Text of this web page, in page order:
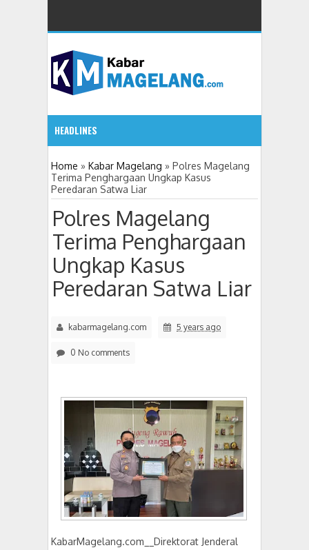
HEADLINES
5:23 PM
Puluhan Warga Wonogiri Kajoran Datangi Kejari
09:08 AM Wali Kota Magelang: Warga Bukan Sekadar
08:37 AM Cegah Stunting, Kader IMP Kota Magelang
6:20 PM Transformasi Jadi Perseroda, Bank Magelang
09:27 AM Kunjungi Bawaslu Kabupaten Magelang,
Home » Kabar Magelang » Polres Magelang
Terima Penghargaan Ungkap Kasus
Peredaran Satwa Liar
Polres Magelang
Terima Penghargaan
Ungkap Kasus
Peredaran Satwa Liar
kabarmagelang.com 5 years ago
0 No comments
KabarMagelang.com__Direktorat Jenderal